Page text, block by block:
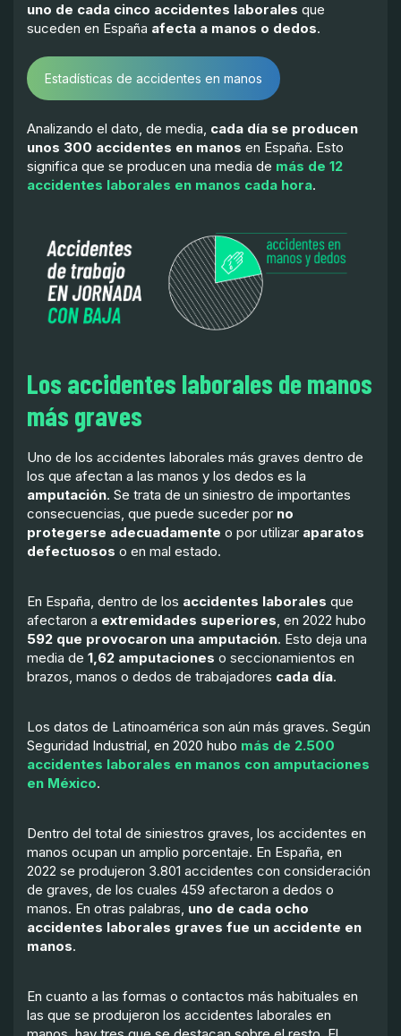
uno de cada cinco accidentes laborales que
suceden en España afecta a manos o dedos.
Estadísticas de accidentes en manos
Analizando el dato, de media, cada día se producen
unos 300 accidentes en manos en España. Esto
significa que se producen una media de más de 12
accidentes laborales en manos cada hora.
Los accidentes laborales de manos
más graves
Uno de los accidentes laborales más graves dentro de
los que afectan a las manos y los dedos es la
amputación. Se trata de un siniestro de importantes
consecuencias, que puede suceder por no
protegerse adecuadamente o por utilizar aparatos
defectuosos o en mal estado.
En España, dentro de los accidentes laborales que
afectaron a extremidades superiores, en 2022 hubo
592 que provocaron una amputación. Esto deja una
media de 1,62 amputaciones o seccionamientos en
brazos, manos o dedos de trabajadores cada día.
Los datos de Latinoamérica son aún más graves. Según
Seguridad Industrial, en 2020 hubo más de 2.500
accidentes laborales en manos con amputaciones
en México.
Dentro del total de siniestros graves, los accidentes en
manos ocupan un amplio porcentaje. En España, en
2022 se produjeron 3.801 accidentes con consideración
de graves, de los cuales 459 afectaron a dedos o
manos. En otras palabras, uno de cada ocho
accidentes laborales graves fue un accidente en
manos.
En cuanto a las formas o contactos más habituales en
las que se produjeron los accidentes laborales en